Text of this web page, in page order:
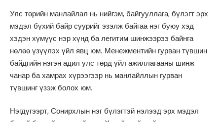
Улс төрийн манлайлал нь нийгэм, байгууллага, бүлэгт эрх
мэдэл бүхий байр суурийг эзэлж байгаа нэг буюу хэд
хэдэн хүмүүс нэр хүнд ба легитим шинжээрээ байнга
нөлөө үзүүлэх үйл явц юм. Менежментийн гурван түвшин
байдгийн нэгэн адил улс төрд үйл ажиллагааны шинж
чанар ба хамрах хүрээгээр нь манлайллын гурван
түвшинг үзэж болох юм.
Нэгдүгээрт, Сонирхлын нэг бүлэгтэй нэлээд эрх мэдэл